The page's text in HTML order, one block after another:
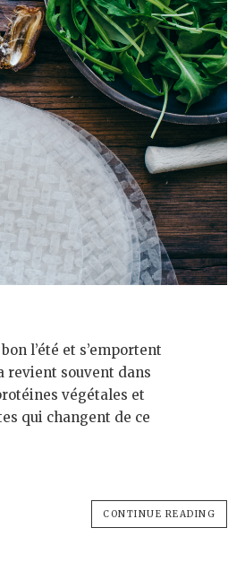
l’été et s’emportent
revient souvent dans
végétales et
qui changent de ce
CONTINUE READING